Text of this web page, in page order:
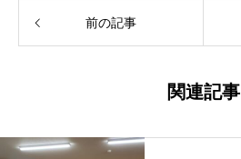
前の記事
関連記事